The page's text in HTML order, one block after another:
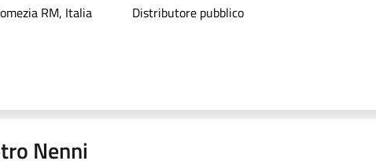
RM, Italia Distributore pubblico
Nenni